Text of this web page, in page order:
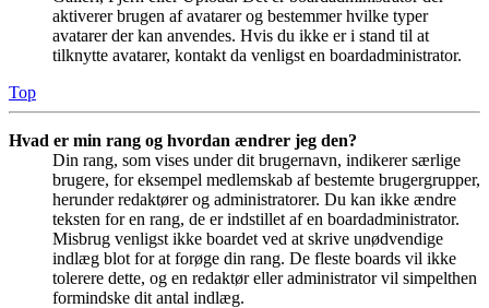
aktiverer brugen af avatarer og bestemmer hvilke typer
avatarer der kan anvendes. Hvis du ikke er i stand til at
tilknytte avatarer, kontakt da venligst en boardadministrator.
Top
Hvad er min rang og hvordan ændrer jeg den?
Din rang, som vises under dit brugernavn, indikerer særlige
brugere, for eksempel medlemskab af bestemte brugergrupper,
herunder redaktører og administratorer. Du kan ikke ændre
teksten for en rang, de er indstillet af en boardadministrator.
Misbrug venligst ikke boardet ved at skrive unødvendige
indlæg blot for at forøge din rang. De fleste boards vil ikke
tolerere dette, og en redaktør eller administrator vil simpelthen
formindske dit antal indlæg.